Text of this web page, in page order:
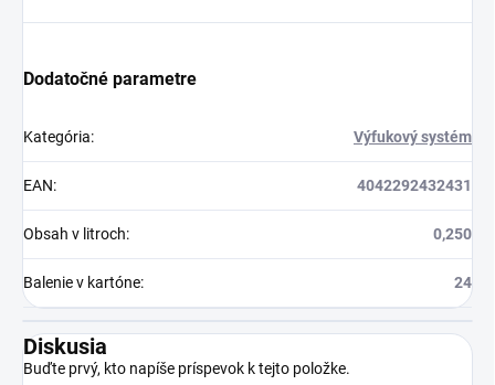
Dodatočné parametre
Kategória: Výfukový systém
EAN: 4042292432431
Obsah v litroch: 0,250
Balenie v kartóne: 24
Diskusia
Buďte prvý, kto napíše príspevok k tejto položke.